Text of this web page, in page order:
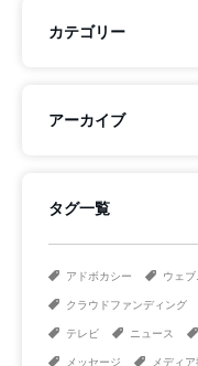
カテゴリー
アーカイブ
タグ一覧
アドボカシー ウェブ
クラウドファンディング
テレビ ニュース
メッセージ メディ